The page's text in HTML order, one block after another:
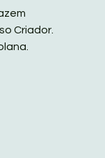
Criador.